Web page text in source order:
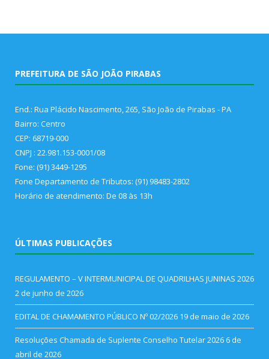
PREFEITURA DE SÃO JOÃO PIRABAS
End.: Rua Plácido Nascimento, 265, São João de Pirabas - PA
Bairro: Centro
CEP: 68719-000
CNPJ : 22.981.153-0001/08
Fone: (91) 3449-1295
Fone Departamento de Tributos: (91) 98483-2802
Horário de atendimento: De 08 às 13h
ÚLTIMAS PUBLICAÇÕES
REGULAMENTO – V INTERMUNICIPAL DE QUADRILHAS JUNINAS 2026
2 de junho de 2026
EDITAL DE CHAMAMENTO PÚBLICO Nº 02/2026 19 de maio de 2026
Resoluções Chamada de Suplente Conselho Tutelar 2026 6 de
abril de 2026